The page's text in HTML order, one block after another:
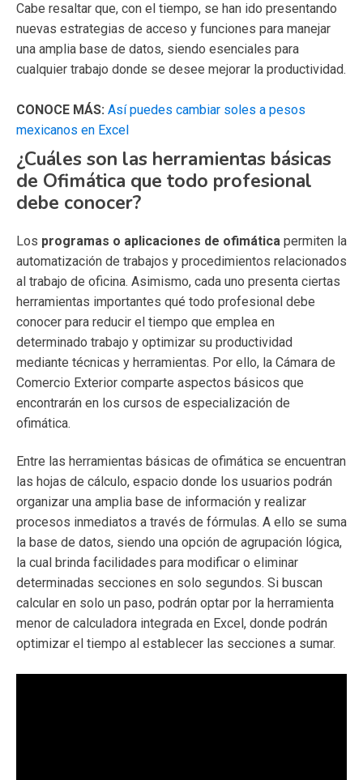
Cabe resaltar que, con el tiempo, se han ido presentando
nuevas estrategias de acceso y funciones para manejar
una amplia base de datos, siendo esenciales para
cualquier trabajo donde se desee mejorar la productividad.
CONOCE MÁS: Así puedes cambiar soles a pesos
mexicanos en Excel
¿Cuáles son las herramientas básicas
de Ofimática que todo profesional
debe conocer?
Los programas o aplicaciones de ofimática permiten la
automatización de trabajos y procedimientos relacionados
al trabajo de oficina. Asimismo, cada uno presenta ciertas
herramientas importantes qué todo profesional debe
conocer para reducir el tiempo que emplea en
determinado trabajo y optimizar su productividad
mediante técnicas y herramientas. Por ello, la Cámara de
Comercio Exterior comparte aspectos básicos que
encontrarán en los cursos de especialización de
ofimática.
Entre las herramientas básicas de ofimática se encuentran
las hojas de cálculo, espacio donde los usuarios podrán
organizar una amplia base de información y realizar
procesos inmediatos a través de fórmulas. A ello se suma
la base de datos, siendo una opción de agrupación lógica,
la cual brinda facilidades para modificar o eliminar
determinadas secciones en solo segundos. Si buscan
calcular en solo un paso, podrán optar por la herramienta
menor de calculadora integrada en Excel, donde podrán
optimizar el tiempo al establecer las secciones a sumar.